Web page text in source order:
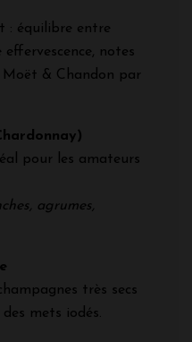
: équilibre entre
notes
Moët & Chandon par
pour les amateurs
agrumes,
très secs
mets iodés.